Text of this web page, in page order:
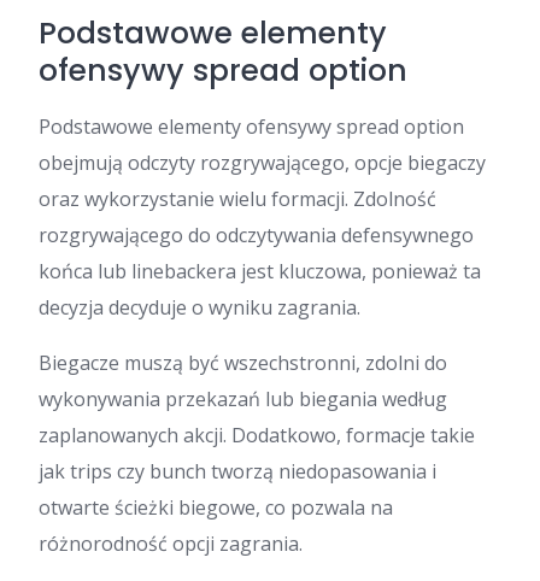
Podstawowe elementy
ofensywy spread option
Podstawowe elementy ofensywy spread option
obejmują odczyty rozgrywającego, opcje biegaczy
oraz wykorzystanie wielu formacji. Zdolność
rozgrywającego do odczytywania defensywnego
końca lub linebackera jest kluczowa, ponieważ ta
decyzja decyduje o wyniku zagrania.
Biegacze muszą być wszechstronni, zdolni do
wykonywania przekazań lub biegania według
zaplanowanych akcji. Dodatkowo, formacje takie
jak trips czy bunch tworzą niedopasowania i
otwarte ścieżki biegowe, co pozwala na
różnorodność opcji zagrania.